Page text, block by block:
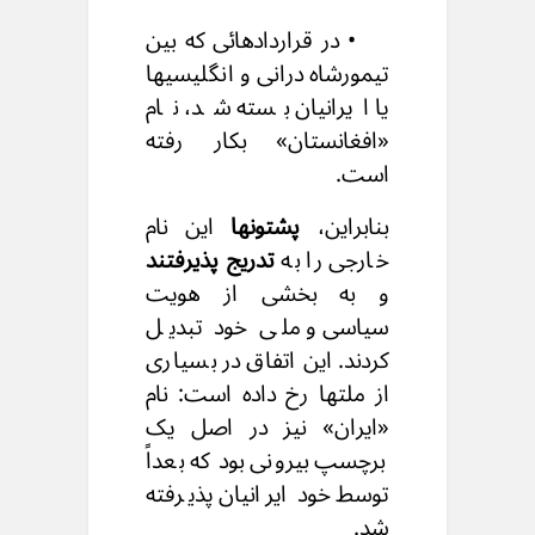
• در قراردادهائی که بین
تیمورشاه درانی و انگلیسیها
یا ایرانیان بسته شد، نام
«افغانستان» بکار رفته
است.
بنابراین، پشتونها این نام
خارجی را بهتدریج پذیرفتند
و به بخشی از هویت
سیاسی و ملی خود تبدیل
کردند. این اتفاق در بسیاری
از ملتها رخ داده است: نام
«ایران» نیز در اصل یک
برچسپ بیرونی بود که بعداً
توسط خود ایرانیان پذیرفته